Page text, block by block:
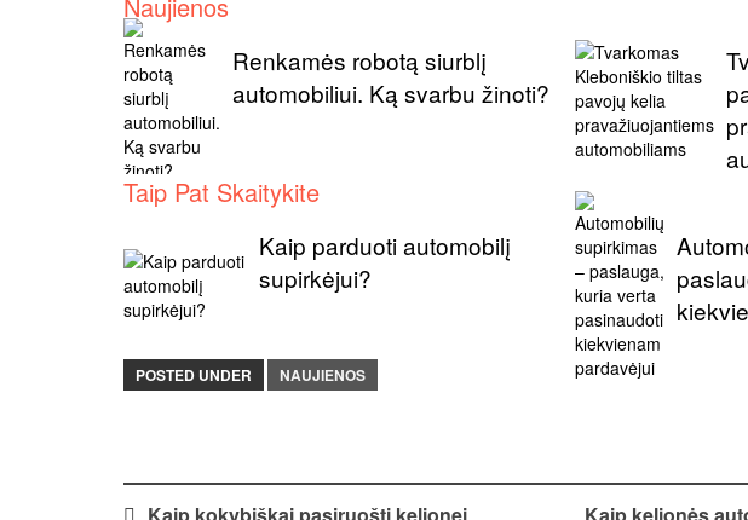
Renkamės robotą siurblį
automobiliui. Ką svarbu žinoti?
Taip Pat Skaitykite
Kaip parduoti automobilį
supirkėjui?
POSTED UNDER NAUJIENOS